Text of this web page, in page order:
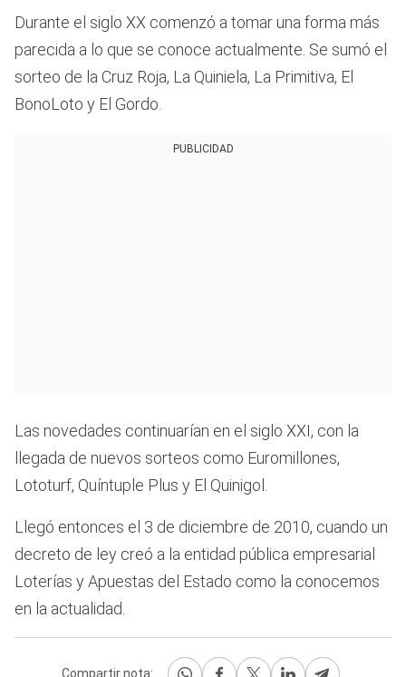
Durante el siglo XX comenzó a tomar una forma más
parecida a lo que se conoce actualmente. Se sumó el
sorteo de la Cruz Roja, La Quiniela, La Primitiva, El
BonoLoto y El Gordo.
PUBLICIDAD
Las novedades continuarían en el siglo XXI, con la
llegada de nuevos sorteos como Euromillones,
Lototurf, Quíntuple Plus y El Quinigol.
Llegó entonces el 3 de diciembre de 2010, cuando un
decreto de ley creó a la entidad pública empresarial
Loterías y Apuestas del Estado como la conocemos
en la actualidad.
Compartir nota: